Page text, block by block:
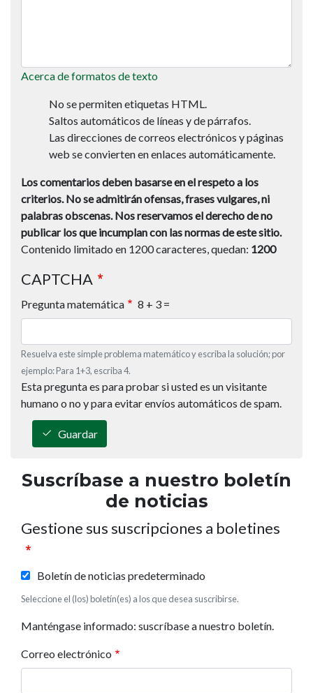
Acerca de formatos de texto
No se permiten etiquetas HTML.
Saltos automáticos de líneas y de párrafos.
Las direcciones de correos electrónicos y páginas
web se convierten en enlaces automáticamente.
Los comentarios deben basarse en el respeto a los
criterios. No se admitirán ofensas, frases vulgares, ni
palabras obscenas. Nos reservamos el derecho de no
publicar los que incumplan con las normas de este sitio.
Contenido limitado en 1200 caracteres, quedan: 1200
CAPTCHA
Pregunta matemática 8 + 3 =
Resuelva este simple problema matemático y escriba la solución; por
ejemplo: Para 1+3, escriba 4.
Esta pregunta es para probar si usted es un visitante
humano o no y para evitar envíos automáticos de spam.
Guardar
Suscríbase a nuestro boletín
de noticias
Gestione sus suscripciones a boletines
Boletín de noticias predeterminado
Seleccione el (los) boletín(es) a los que desea suscribirse.
Manténgase informado: suscríbase a nuestro boletín.
Correo electrónico